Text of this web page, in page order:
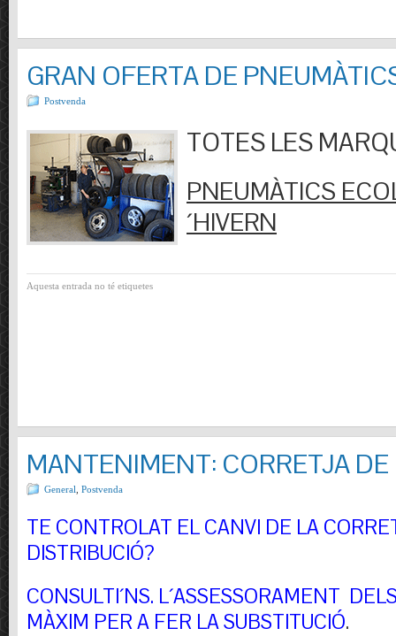
GRAN OFERTA DE
Postvenda
TOTES LES
PNEUMÀTICS
´HIVERN
Aquesta entrada no té etiquetes
MANTENIMENT: CORRETJA
General Postvenda
TE CONTROLAT EL CANVI DE LA
DISTRIBUCIÓ?
CONSULTI´NS. L´ASSESSORAMENT
MÀXIM PER A FER LA SUBSTITUCIÓ.